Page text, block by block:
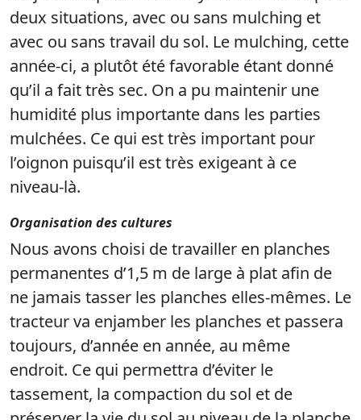
deux situations, avec ou sans mulching et
avec ou sans travail du sol. Le mulching, cette
année-ci, a plutôt été favorable étant donné
qu’il a fait très sec. On a pu maintenir une
humidité plus importante dans les parties
mulchées. Ce qui est très important pour
l’oignon puisqu’il est très exigeant à ce
niveau-là.
Organisation des cultures
Nous avons choisi de travailler en planches
permanentes d’1,5 m de large à plat afin de
ne jamais tasser les planches elles-mêmes. Le
tracteur va enjamber les planches et passera
toujours, d’année en année, au même
endroit. Ce qui permettra d’éviter le
tassement, la compaction du sol et de